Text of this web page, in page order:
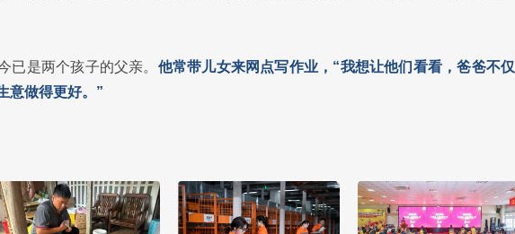
已是两个孩子的父亲。 他常带儿女来网点写作业，“我想让他们看看，爸爸不仅
意做得更好。”